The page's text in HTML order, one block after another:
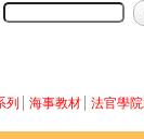
列 海事教材 法官學